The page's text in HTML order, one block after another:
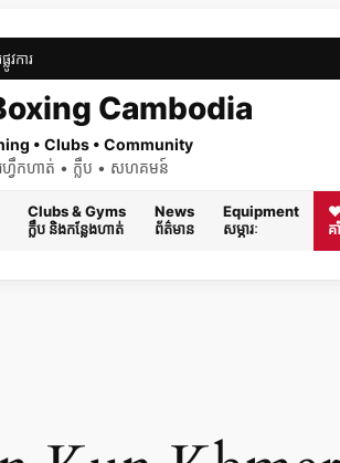
ការ
Cambodia
• Clubs • Community
រហ្វឹកហាត់ • ក្លឹប • សហគមន៍
Clubs & Gyms
ក្លឹប និងកន្លែងហាត់
News
ព័ត៌មាន
Equipment
សម្ភារៈ
គ